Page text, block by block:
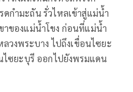
ดกำมะถัน รั่วไหลเข้าสู่แม่น้ำ
าของแม่น้ำโขง ก่อนที่แม่น้ำ
วงพระบาง ไปถึงเขื่อนไซยะ
ไซยะบุรี ออกไปยังพรมแดน